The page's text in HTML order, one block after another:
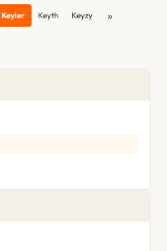
Keyler Keyth Keyzy »